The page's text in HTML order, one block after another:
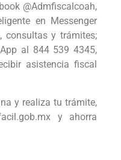
@Admfiscalcoah,
en Messenger
consultas y trámites;
al 844 539 4345,
asistencia fiscal
y realiza tu trámite,
y ahorra